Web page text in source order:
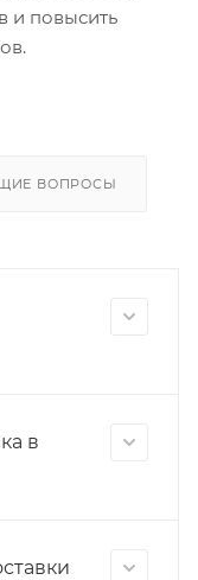
и повысить
ВОПРОСЫ
в